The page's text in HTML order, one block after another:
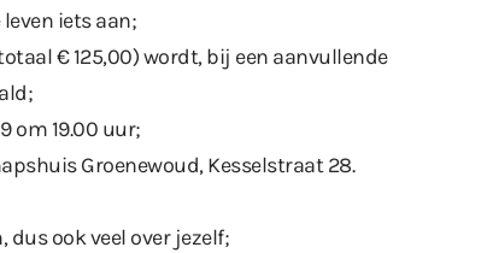
iets aan;
€ 125,00) wordt, bij een aanvullende
om 19.00 uur;
Groenewoud, Kesselstraat 28.
dus ook veel over jezelf;